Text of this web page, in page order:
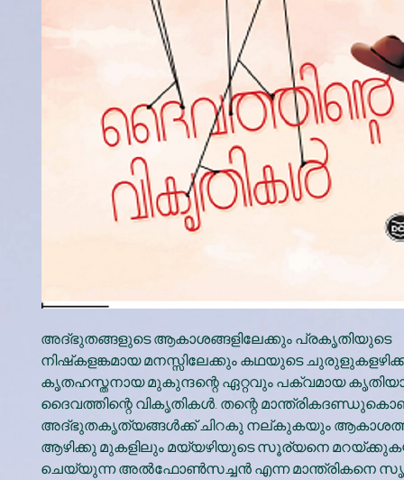
അദ്ഭുതങ്ങളുടെ ആകാശങ്ങളിലേക്കും പ്രകൃതിയുടെ
നിഷ്‌കളങ്കമായ മനസ്സിലേക്കും കഥയുടെ
കൃതഹസ്തനായ മുകുന്ദന്റെ ഏറ്റവും പക്വമായ
ദൈവത്തിന്റെ വികൃതികള്‍. തന്റെ
അദ്ഭുതകൃത്യങ്ങള്‍ക്ക് ചിറകു നല്കുകയും
ആഴിക്കു മുകളിലും മയ്യഴിയുടെ സൂര്യനെ
ചെയ്യുന്ന അല്‍ഫോണ്‍സച്ചന്‍ എന്ന മാന്ത്രികനെ